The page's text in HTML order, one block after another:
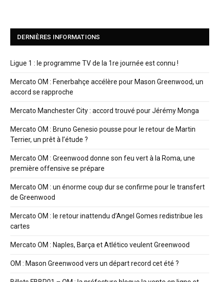
DERNIÈRES INFORMATIONS
Ligue 1 : le programme TV de la 1re journée est connu !
Mercato OM : Fenerbahçe accélère pour Mason Greenwood, un
accord se rapproche
Mercato Manchester City : accord trouvé pour Jérémy Monga
Mercato OM : Bruno Genesio pousse pour le retour de Martin
Terrier, un prêt à l’étude ?
Mercato OM : Greenwood donne son feu vert à la Roma, une
première offensive se prépare
Mercato OM : un énorme coup dur se confirme pour le transfert
de Greenwood
Mercato OM : le retour inattendu d’Angel Gomes redistribue les
cartes
Mercato OM : Naples, Barça et Atlético veulent Greenwood
OM : Mason Greenwood vers un départ record cet été ?